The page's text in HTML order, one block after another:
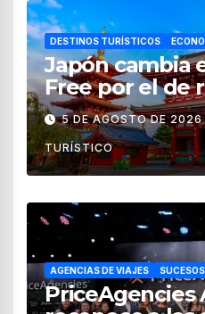
DESTINOS TURÍSTICOS
Japón cambia
Free por el de
impuestos
de 2026
5 DE AGOSTO DE 2026
TURÍSTICO
AGENCIAS DE VIAJES
PriceAgencies